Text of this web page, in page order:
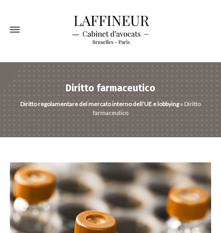
Diritto farmaceutico
Diritto regolamentare del mercato interno dell’UE e lobbying» Diritto
farmaceutico